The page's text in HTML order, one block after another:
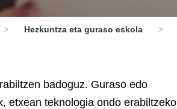
> Hezkuntza eta guraso eskola >
badoguz. Guraso edo
etxean teknologia ondo erabiltzeko